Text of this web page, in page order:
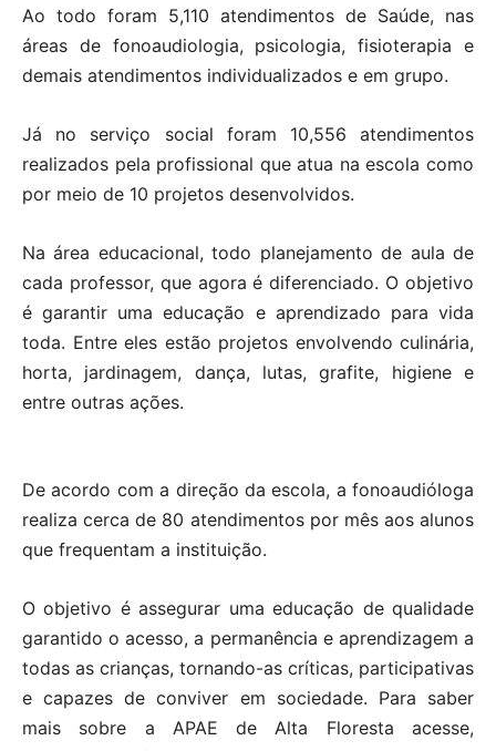
Ao todo foram 5,110 atendimentos de Saúde, nas
áreas de fonoaudiologia, psicologia, fisioterapia e
demais atendimentos individualizados e em grupo.
Já no serviço social foram 10,556 atendimentos
realizados pela profissional que atua na escola como
por meio de 10 projetos desenvolvidos.
Na área educacional, todo planejamento de aula de
cada professor, que agora é diferenciado. O objetivo
é garantir uma educação e aprendizado para vida
toda. Entre eles estão projetos envolvendo culinária,
horta, jardinagem, dança, lutas, grafite, higiene e
entre outras ações.
De acordo com a direção da escola, a fonoaudióloga
realiza cerca de 80 atendimentos por mês aos alunos
que frequentam a instituição.
O objetivo é assegurar uma educação de qualidade
garantido o acesso, a permanência e aprendizagem a
todas as crianças, tornando-as críticas, participativas
e capazes de conviver em sociedade. Para saber
mais sobre a APAE de Alta Floresta acesse,